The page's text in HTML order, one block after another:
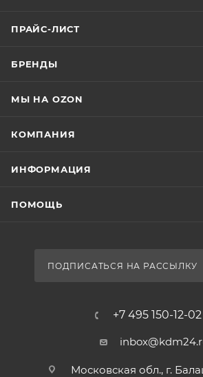
ПРАЙС-ЛИСТ
БРЕНДЫ
МЫ НА OZON
КОМПАНИЯ
ИНФОРМАЦИЯ
ПОМОЩЬ
ПОДПИСАТЬСЯ НА РАССЫЛКУ
+7 495 150-12-02
Московская обл., г.